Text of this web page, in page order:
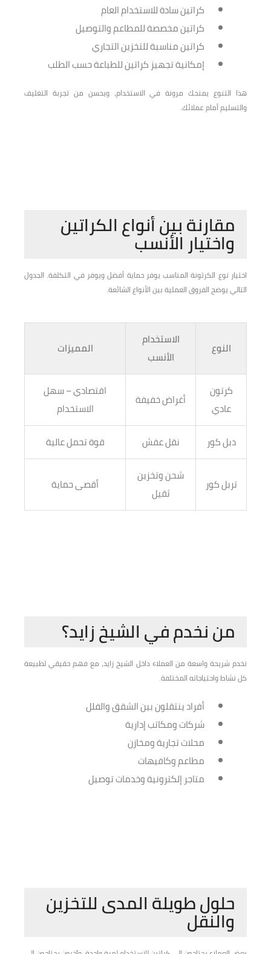
كراتين سادة للاستخدام العام
كراتين مخصصة للمطاعم والتوصيل
كراتين مناسبة للتخزين التجاري
إمكانية تجهيز كراتين للطباعة حسب الطلب
هذا التنوع يمنحك مرونة في الاستخدام، ويحسن من تجربة التغليف
والتسليم أمام عملائك.
مقارنة بين أنواع الكراتين
واختيار الأنسب
اختيار نوع الكرتونة المناسب يوفر حماية أفضل ويوفر في التكلفة. الجدول
التالي يوضح الفروق العملية بين الأنواع الشائعة.
النوع
الاستخدام
الأنسب
المميزات
كرتون
عادي
أغراض خفيفة
اقتصادي – سهل
الاستخدام
دبل كور
نقل عفش قوة تحمل عالية
تربل كور
شحن وتخزين
ثقيل
أقصى حماية
من نخدم في الشيخ زايد؟
نخدم شريحة واسعة من العملاء داخل الشيخ زايد، مع فهم حقيقي لطبيعة
كل نشاط واحتياجاته المختلفة.
أفراد ينتقلون بين الشقق والفلل
شركات ومكاتب إدارية
محلات تجارية ومخازن
مطاعم وكافيهات
متاجر إلكترونية وخدمات توصيل
حلول طويلة المدى للتخزين
والنقل